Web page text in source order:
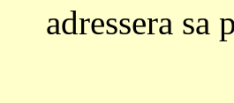
adressera sa